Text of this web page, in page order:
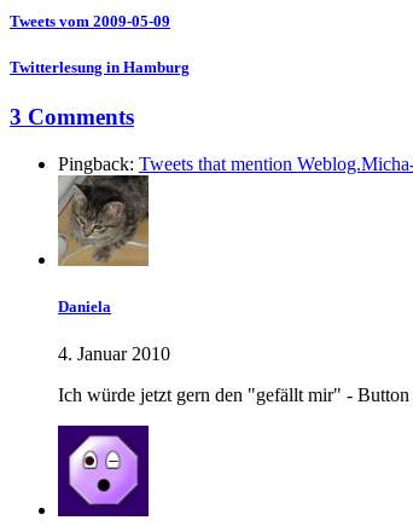
Tweets vom 2009-05-09
Twitterlesung in Hamburg
3 Comments
Pingback: Tweets that mention
Daniela
4. Januar 2010
Ich würde jetzt gern den "gefällt mir" -